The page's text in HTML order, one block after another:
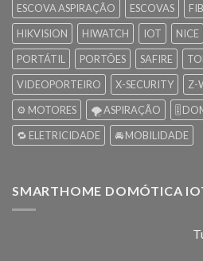
ESCOVA ASPIRAÇÃO
ESCOVAS
HIKVISION
HIWATCH IOT NICE
PORTÁTIL
PORTÕES SAFIRE
VIDEOPORTEIRO
X-SECURITY Z-
⚙️ MOTORES
🌪️ ASPIRAÇÃO 🎚️
🔁 ELETRICIDADE
🚘 MOBILIDADE
SMARTHOME DOMÓTICA